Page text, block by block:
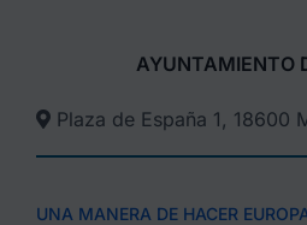
AYUNTAMIENTO
Plaza de España 1, 18600
UNA MANERA DE HACER